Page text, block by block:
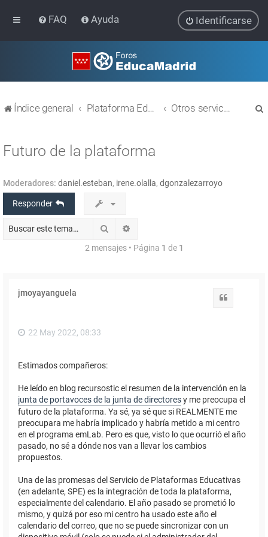
FAQ Ayuda Identificarse
Índice general Plataforma Educativa EducaMadrid Otros servicios
Futuro de la plataforma
Moderadores: daniel.esteban, irene.olalla, dgonzalezarroyo
Responder
Buscar
2 mensajes • Página 1 de 1
jmoyayanguela
22 May 2022, 08:33
Estimados compañeros:
He leído en blog recursostic el resumen de la intervención en la
junta de portavoces de la junta de directoresy me preocupa el
futuro de la plataforma. Ya sé, ya sé que si REALMENTE me
preocupara me habría implicado y habría metido a mi centro
en el programa emLab. Pero es que, visto lo que ocurrió el año
pasado, no sé a dónde nos van a llevar los cambios
propuestos.
Una de las promesas del Servicio de Plataformas Educativas
(en adelante, SPE) es la integración de toda la plataforma,
especialmente del calendario. El año pasado se prometió lo
mismo, y quizá por eso mi centro ha usado este año el
calendario del correo, que no se puede sincronizar con un